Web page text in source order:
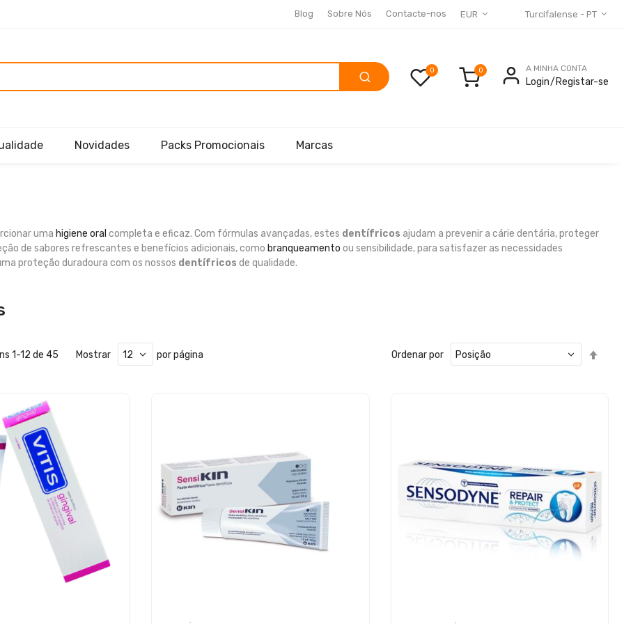
EUR Turcifalense - PT
Blog Sobre Nós Contacte-nos
0 A MINHA CONTA
Login Registar-se
Novidades Packs Promocionais Marcas
uma higiene oral completa e eficaz. Com fórmulas avançadas, estes dentífricos ajudam a prevenir a cárie dentária, proteger
de sabores refrescantes e benefícios adicionais, como branqueamento ou sensibilidade, para satisfazer as necessidades
proteção duradoura com os nossos dentífricos de qualidade.
1-12 de 45 Mostrar por página Ordenar por